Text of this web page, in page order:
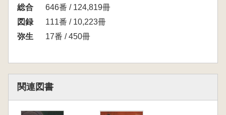
総合
646番 / 124,819冊
図録
111番 / 10,223冊
弥生
17番 / 450冊
関連図書